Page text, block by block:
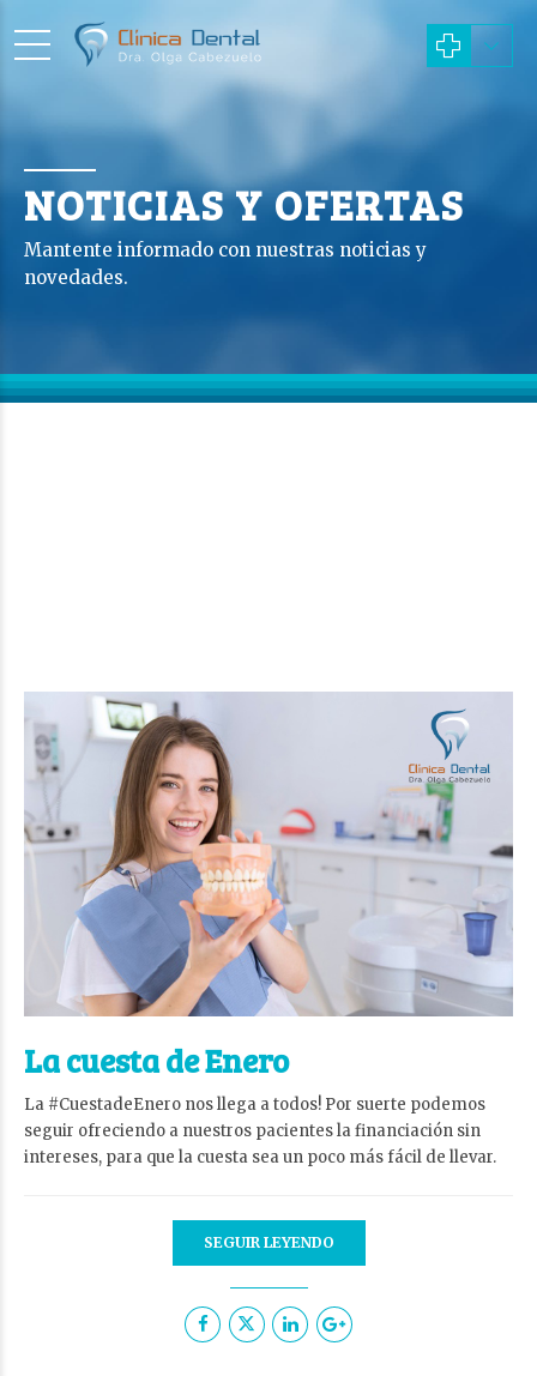
NOTICIAS Y OFERTAS
Mantente informado con nuestras noticias y
novedades.
La cuesta de Enero
La #CuestadeEnero nos llega a todos! Por suerte podemos
seguir ofreciendo a nuestros pacientes la financiación sin
intereses, para que la cuesta sea un poco más fácil de llevar.
SEGUIR LEYENDO